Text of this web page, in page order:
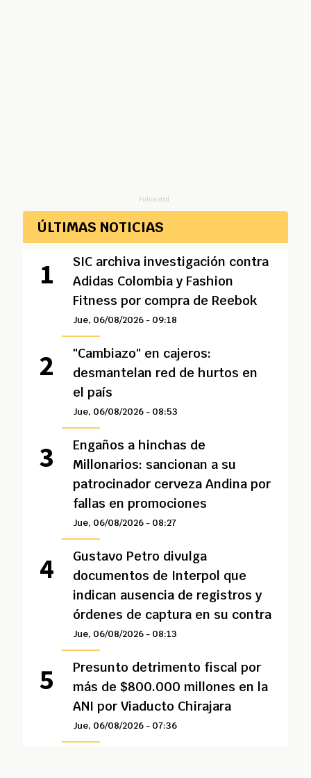
Publicidad
ÚLTIMAS NOTICIAS
SIC archiva investigación contra
Adidas Colombia y Fashion
Fitness por compra de Reebok
Jue, 06/08/2026 - 09:18
"Cambiazo" en cajeros:
desmantelan red de hurtos en
el país
Jue, 06/08/2026 - 08:53
Engaños a hinchas de
Millonarios: sancionan a su
patrocinador cerveza Andina por
fallas en promociones
Jue, 06/08/2026 - 08:27
Gustavo Petro divulga
documentos de Interpol que
indican ausencia de registros y
órdenes de captura en su contra
Jue, 06/08/2026 - 08:13
Presunto detrimento fiscal por
más de $800.000 millones en la
ANI por Viaducto Chirajara
Jue, 06/08/2026 - 07:36